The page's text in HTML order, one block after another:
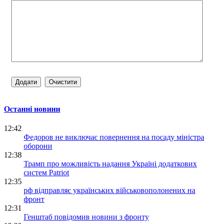
Останні новини
12:42
Федоров не виключає повернення на посаду міністра
оборони
12:38
Трамп про можливість надання Україні додаткових
систем Patriot
12:35
рф відправляє українських військовополонених на
фронт
12:31
Генштаб повідомив новини з фронту